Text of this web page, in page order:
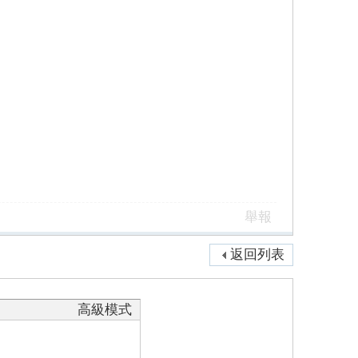
舉報
返回列表
高級模式